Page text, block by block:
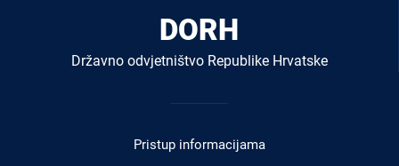
DORH
Državno odvjetništvo Republike Hrvatske
Pristup informacijama